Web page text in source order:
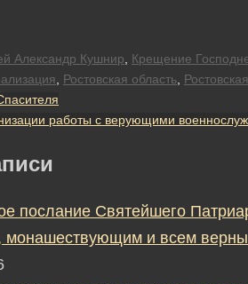
Александр Кушнир Крещение
Ростовская область
работы с верующими
послание Святейшего
монашествующим и всем